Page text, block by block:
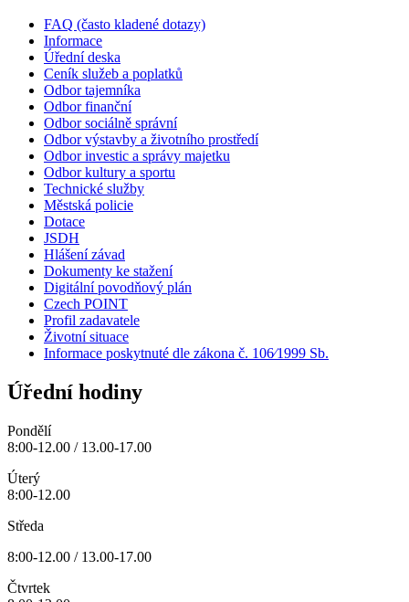
FAQ (často kladené dotazy)
Informace
Úřední deska
Ceník služeb a poplatků
Odbor tajemníka
Odbor finanční
Odbor sociálně správní
Odbor výstavby a životního prostředí
Odbor investic a správy majetku
Odbor kultury a sportu
Technické služby
Městská policie
Dotace
JSDH
Hlášení závad
Dokumenty ke stažení
Digitální povodňový plán
Czech POINT
Profil zadavatele
Životní situace
Informace poskytnuté dle zákona č. 106⁄1999 Sb.
Úřední hodiny
Pondělí
8:00-12.00 / 13.00-17.00
Úterý
8:00-12.00
Středa
8:00-12.00 / 13.00-17.00
Čtvrtek